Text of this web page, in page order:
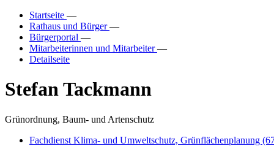
Startseite —
Rathaus und Bürger—
Bürgerportal —
Mitarbeiterinnen und Mitarbeiter—
Detailseite
Stefan Tackmann
Grünordnung, Baum- und Artenschutz
Fachdienst Klima- und Umweltschutz, Grünflächenplanung